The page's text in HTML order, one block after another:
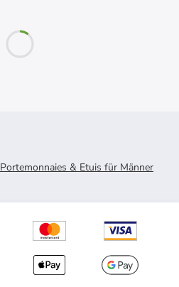
Portemonnaies & Etuis für Männer